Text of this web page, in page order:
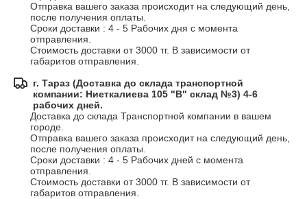
Отправка вашего заказа происходит на следующий день,
после получения оплаты.
Сроки доставки : 4 - 5 Рабочих дня с момента
отправления.
Стоимость доставки от 3000 тг. В зависимости от
габаритов отправления.
г. Тараз (Доставка до склада транспортной
компании: Ниеткалиева 105 "В" склад №3) 4-6
рабочих дней.
Доставка до склада Транспортной компании в вашем
городе.
Отправка вашего заказа происходит на следующий день,
после получения оплаты.
Сроки доставки : 4 - 5 Рабочих дней с момента
отправления.
Стоимость доставки от 3000 тг. В зависимости от
габаритов отправления.